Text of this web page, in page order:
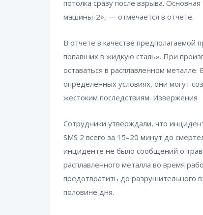
потолка сразу после взрыва.
машины-2», — отмечается в отчете.
В отчете в качестве предполагаемой
попавших в жидкую сталь». При
оставаться в расплавленном
определенных условиях, они могут
жестоким последствиям. Извержения
Сотрудники утверждали, что
SMS 2 всего за 15–20 минут до
инциденте не было сообщений о
расплавленного металла во время
предотвратить до разрушительного
половине дня.